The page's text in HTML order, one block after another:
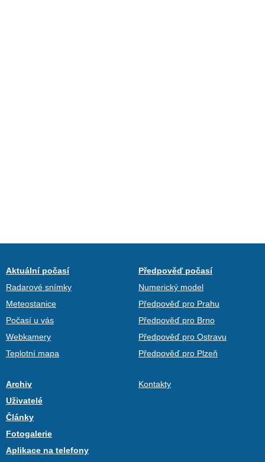
Aktuální počasí
Radarové snímky
Meteostanice
Počasí u vás
Webkamery
Teplotní mapa
Předpověď počasí
Numerický model
Předpověď pro Prahu
Předpověď pro Brno
Předpověď pro Ostravu
Předpověď pro Plzeň
Archiv
Uživatelé
Články
Fotogalerie
Aplikace na telefony
Kontakty